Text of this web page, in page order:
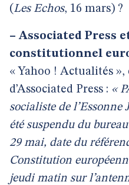
(Les Echos, 16 mars) ?
– Associated Press
constitutionnel
« Yahoo ! Actualités »,
d’Associated Press : «
socialiste de
été suspendu du
29 mai, date du
Constitution
jeudi matin sur